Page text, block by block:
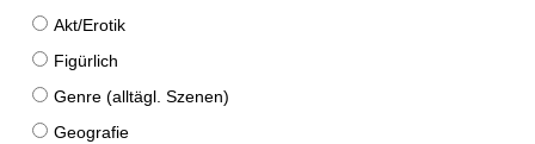
Akt/Erotik
Figürlich
Genre (alltägl. Szenen)
Geografie